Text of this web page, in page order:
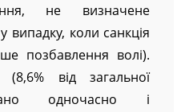
не визначене
випадку, коли санкція
позбавлення волі).
від загальної
одночасно і